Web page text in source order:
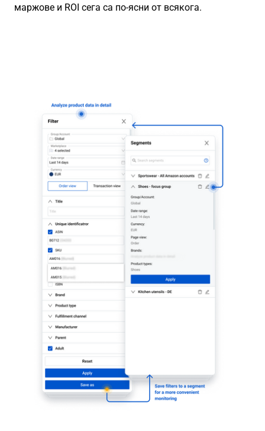
маржове и ROI сега са по-ясни от всякога.